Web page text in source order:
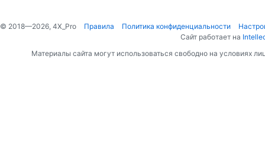
© 2018—2026, 4X_Pro Правила Политика конфиденциальности
Сайт работает на
Материалы сайта могут использоваться свободно на условиях